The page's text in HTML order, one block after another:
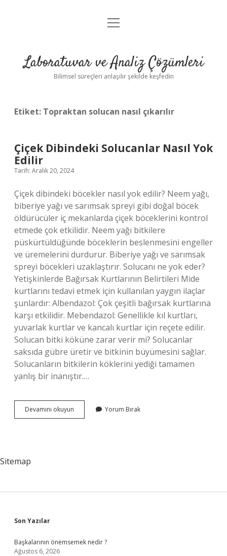
Anasayfa
Yasal Uyarı
menüyü
Laboratuvar ve Analiz Çözümleri
Bilimsel süreçleri anlaşılır şekilde keşfedin
Etiket: Topraktan solucan nasıl çıkarılır
Çiçek Dibindeki Solucanlar Nasıl Yok
Edilir
Tarih: Aralık 20, 2024
Çiçek dibindeki böcekler nasıl yok edilir? Neem yağı,
biberiye yağı ve sarımsak spreyi gibi doğal böcek
öldürücüler iç mekanlarda çiçek böceklerini kontrol
etmede çok etkilidir. Neem yağı bitkilere
püskürtüldüğünde böceklerin beslenmesini engeller
ve üremelerini durdurur. Biberiye yağı ve sarımsak
spreyi böcekleri uzaklaştırır. Solucanı ne yok eder?
Yetişkinlerde Bağırsak Kurtlarının Belirtileri Mide
kurtlarını tedavi etmek için kullanılan yaygın ilaçlar
şunlardır: Albendazol: Çok çeşitli bağırsak kurtlarına
karşı etkilidir. Mebendazol: Genellikle kıl kurtları,
yuvarlak kurtlar ve kancalı kurtlar için reçete edilir.
Solucan bitki köküne zarar verir mi? Solucanlar
saksıda gübre üretir ve bitkinin büyümesini sağlar.
Solucanların bitkilerin köklerini yediği tamamen
yanlış bir inanıştır.…
Devamını okuyun
Dibindeki
Yorum Bırak
Sitemap
Sidebar
Son Yazılar
Başkalarının önemsemek nedir ?
Ağustos 6, 2026